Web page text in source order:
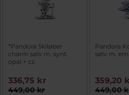
*Pandora Skiløber
charm sølv m. synt.
opal + cz
449,00 kr
336,75 kr
Pandora
sølv m.
449,00
359,20